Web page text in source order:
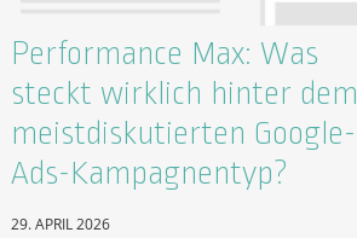
Performance Max: Was
steckt wirklich hinter dem
meistdiskutierten Google-
Ads-Kampagnentyp?
29. APRIL 2026